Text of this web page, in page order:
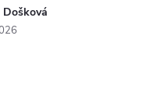
Došková